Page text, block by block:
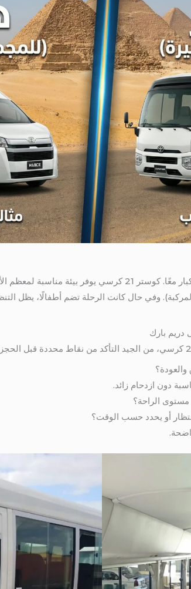
ديـريم بارك وجهة ترفيهية غالبًا ما تجذب الأطفال والكبار
وفي حال كانت الرحلة تضم أطفالًا، يظل
دريم بارك
الراحة؟
أو يحدد حسب الوقت؟